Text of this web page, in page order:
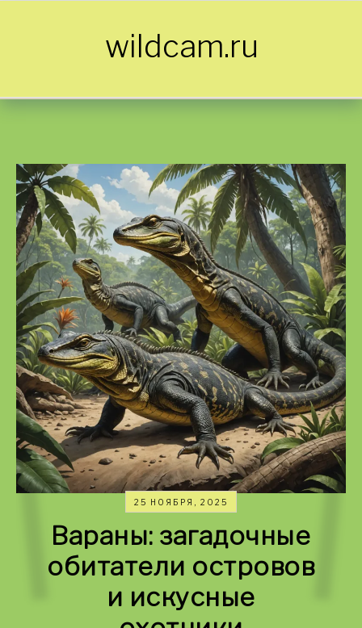
wildcam.ru
25 НОЯБРЯ, 2025
Вараны: загадочные
обитатели островов
и искусные